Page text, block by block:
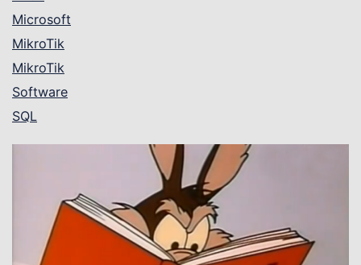
Microsoft
MikroTik
MikroTik
Software
SQL